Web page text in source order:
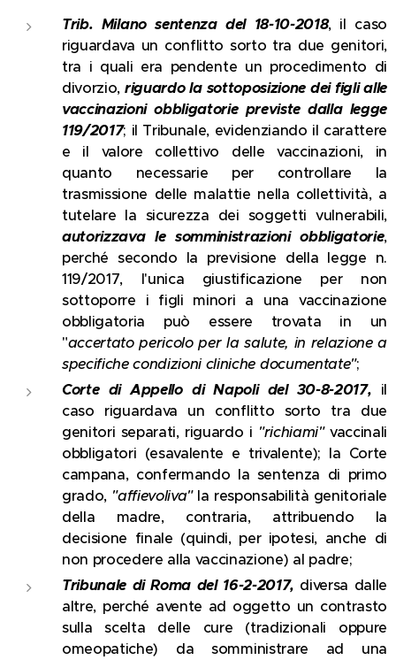
Trib. Milano sentenza del 18-10-2018, il caso
riguardava un conflitto sorto tra due genitori,
tra i quali era pendente un procedimento di
divorzio,riguardo la sottoposizione dei figli alle
vaccinazioni obbligatorie previste dalla legge
119/2017; il Tribunale, evidenziando il carattere
e il valore collettivo delle vaccinazioni, in
quanto necessarie per controllare la
trasmissione delle malattie nella collettività, a
tutelare la sicurezza dei soggetti vulnerabili,
autorizzava le somministrazioni obbligatorie,
perché secondo la previsione della legge n.
119/2017, l'unica giustificazione per non
sottoporre i figli minori a una vaccinazione
obbligatoria può essere trovata in un
"accertato pericolo per la salute, in relazione a
specifiche condizioni cliniche documentate";
Corte di Appello di Napoli del 30-8-2017, il
caso riguardava un conflitto sorto tra due
genitori separati, riguardo i "richiami"vaccinali
obbligatori (esavalente e trivalente); la Corte
campana, confermando la sentenza di primo
grado, "affievoliva"la responsabilità genitoriale
della madre, contraria, attribuendo la
decisione finale (quindi, per ipotesi, anche di
non procedere alla vaccinazione) al padre;
Tribunale di Roma del 16-2-2017, diversa dalle
altre, perché avente ad oggetto un contrasto
sulla scelta delle cure (tradizionali oppure
omeopatiche) da somministrare ad una